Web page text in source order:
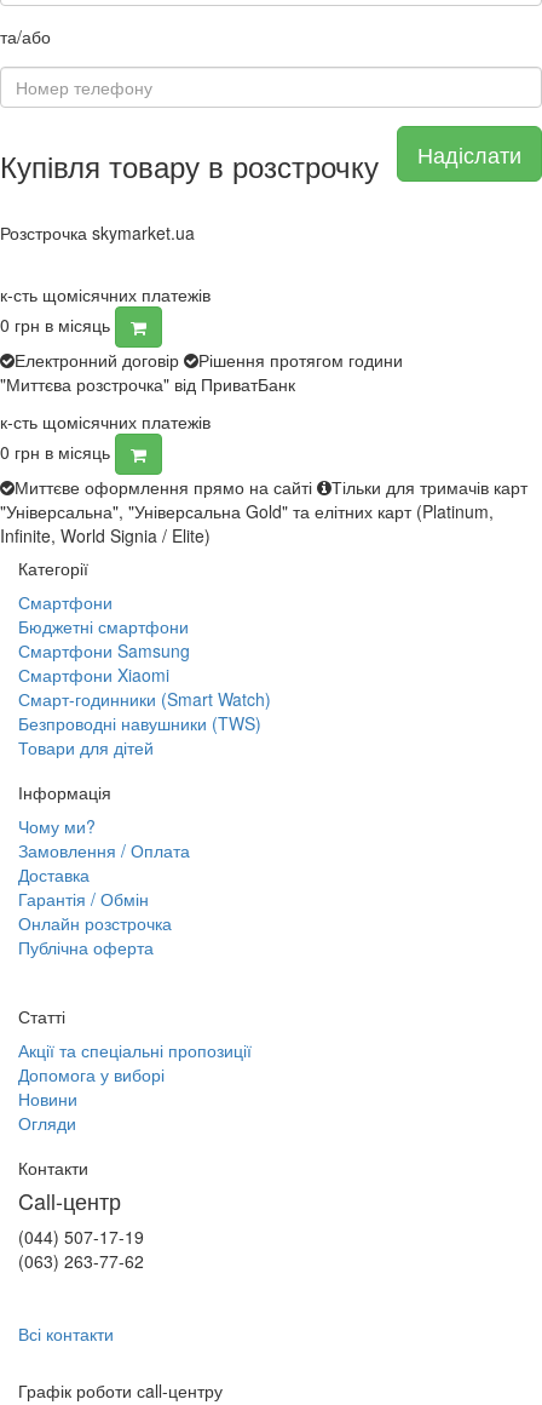
та/або
Надіслати
Купівля товару в розстрочку
Розстрочка skymarket.ua
к-сть щомісячних платежів
0 грн в місяць
Електронний договір
Рішення протягом години
"Миттєва розстрочка" від ПриватБанк
к-сть щомісячних платежів
0 грн в місяць
Миттєве оформлення прямо на сайті
Тільки для тримачів карт
"Універсальна", "Універсальна Gold" та елітних карт (Platinum,
Infinite, World Signia / Elite)
Категорії
Смартфони
Бюджетні смартфони
Смартфони Samsung
Смартфони Xiaomi
Смарт-годинники (Smart Watch)
Безпроводні навушники (TWS)
Товари для дітей
Інформація
Чому ми?
Замовлення / Оплата
Доставка
Гарантія / Обмін
Онлайн розстрочка
Публічна оферта
Статті
Акції та спеціальні пропозиції
Допомога у виборі
Новини
Огляди
Контакти
Call-центр
(044) 507-17-19
(063) 263-77-62
Всі контакти
Графік роботи сall-центру